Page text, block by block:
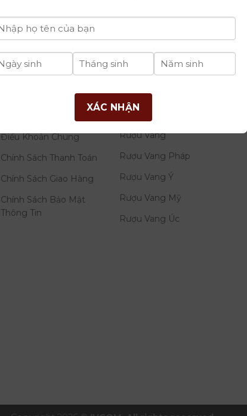
THÔNG TIN
Điều Khoản Chung
Chính Sách Thanh Toán
Chính Sách Giao Hàng
Chính Sách Bảo Mật
Thông Tin
DANH MỤC
RƯỢU
Rượu Vang
Rượu Vang Pháp
Rượu Vang Ý
Rượu Vang Mỹ
Rượu Vang Úc
XÁC NHẬN